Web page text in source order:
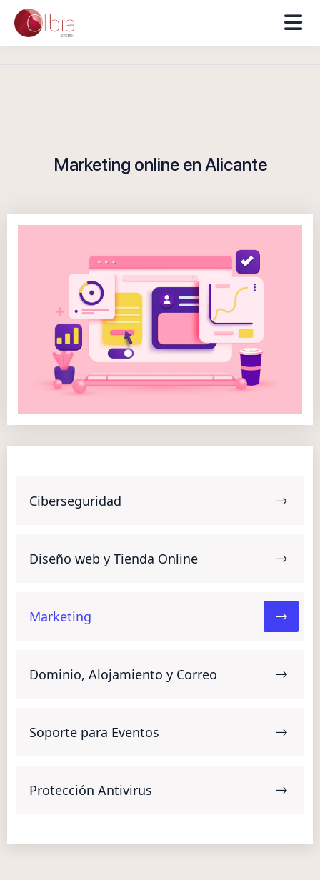
Marketing online en Alicante
Ciberseguridad
Diseño web y Tienda Online
Marketing
Dominio, Alojamiento y Correo
Soporte para Eventos
Protección Antivirus